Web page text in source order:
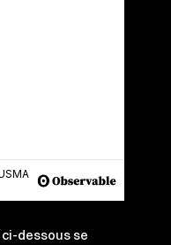
dessous se